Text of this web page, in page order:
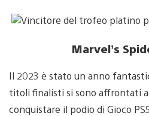
Marvel’s
Il 2023 è stato un anno
titoli finalisti si sono affrontati
conquistare il podio di Gioco